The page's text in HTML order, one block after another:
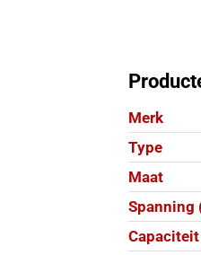
Merk
Type
Maat
Spanning